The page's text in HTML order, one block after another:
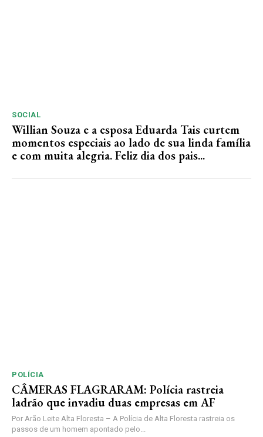
SOCIAL
Willian Souza e a esposa Eduarda Tais curtem
momentos especiais ao lado de sua linda família
e com muita alegria. Feliz dia dos pais...
POLÍCIA
CÂMERAS FLAGRARAM: Polícia rastreia
ladrão que invadiu duas empresas em AF
Por Arão Leite Alta Floresta – A Polícia de Alta Floresta rastreia os
passos de um homem apontado pelo...